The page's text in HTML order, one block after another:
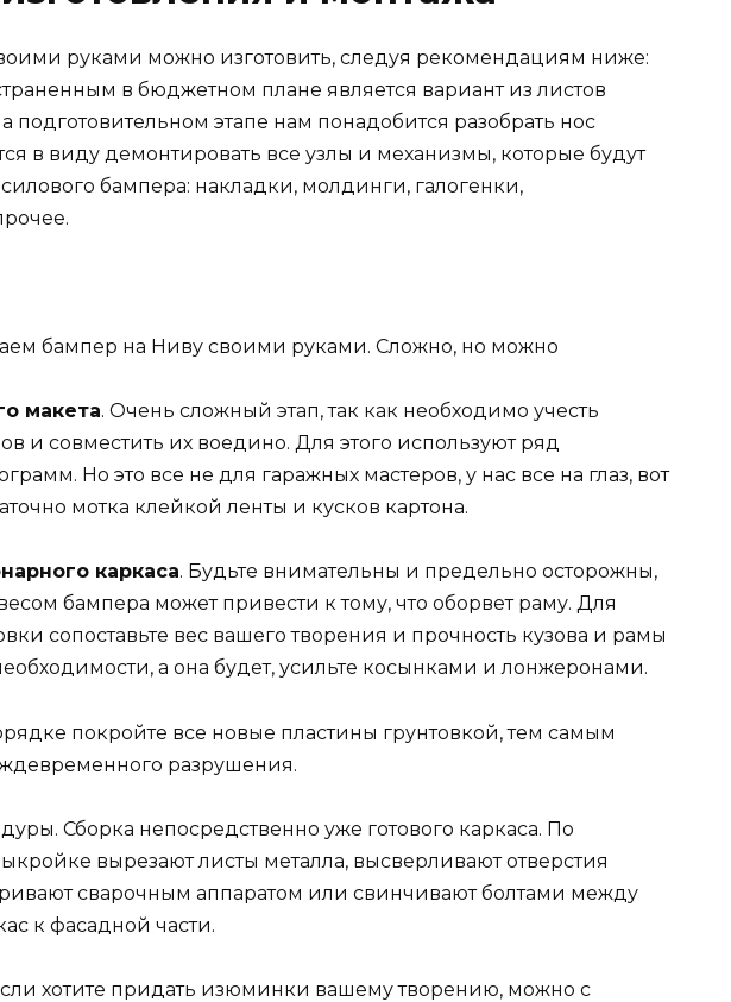
руками можно изготовить, следуя рекомендациям ниже:
в бюджетном плане является вариант из листов
подготовительном этапе нам понадобится разобрать нос
в виду демонтировать все узлы и механизмы, которые будут
бампера: накладки, молдинги, галогенки,
макета. Очень сложный этап, так как необходимо учесть
и совместить их воедино. Для этого используют ряд
Но это все не для гаражных мастеров, у нас все на глаз, вот
мотка клейкой ленты и кусков картона.
каркаса. Будьте внимательны и предельно осторожны,
бампера может привести к тому, что оборвет раму. Для
сопоставьте вес вашего творения и прочность кузова и рамы
а она будет, усильте косынками и лонжеронами.
покройте все новые пластины грунтовкой, тем самым
разрушения.
Сборка непосредственно уже готового каркаса. По
вырезают листы металла, высверливают отверстия
сварочным аппаратом или свинчивают болтами между
к фасадной части.
хотите придать изюминки вашему творению, можно с